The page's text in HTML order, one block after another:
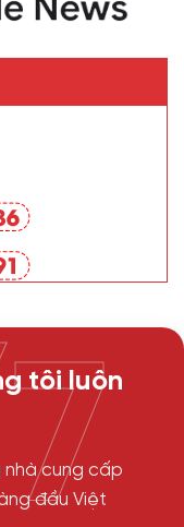
tôi luôn
nhà cung cấp
đầu Việt